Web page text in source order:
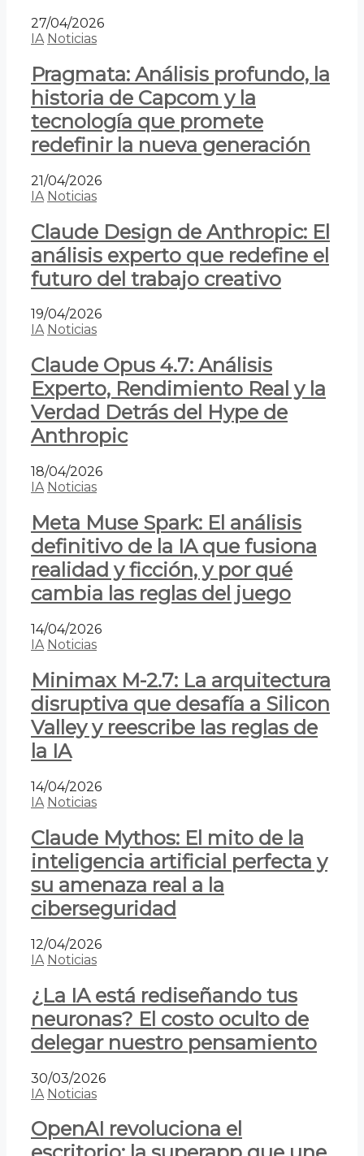
27/04/2026
IA Noticias
Pragmata: Análisis profundo, la
historia de Capcom y la
tecnología que promete
redefinir la nueva generación
21/04/2026
IA Noticias
Claude Design de Anthropic: El
análisis experto que redefine el
futuro del trabajo creativo
19/04/2026
IA Noticias
Claude Opus 4.7: Análisis
Experto, Rendimiento Real y la
Verdad Detrás del Hype de
Anthropic
18/04/2026
IA Noticias
Meta Muse Spark: El análisis
definitivo de la IA que fusiona
realidad y ficción, y por qué
cambia las reglas del juego
14/04/2026
IA Noticias
Minimax M-2.7: La arquitectura
disruptiva que desafía a Silicon
Valley y reescribe las reglas de
la IA
14/04/2026
IA Noticias
Claude Mythos: El mito de la
inteligencia artificial perfecta y
su amenaza real a la
ciberseguridad
12/04/2026
IA Noticias
¿La IA está rediseñando tus
neuronas? El costo oculto de
delegar nuestro pensamiento
30/03/2026
IA Noticias
OpenAI revoluciona el